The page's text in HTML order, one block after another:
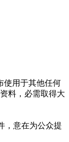
使用于其他任何
料，必需取得大
，意在为公众提